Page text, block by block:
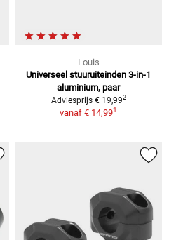
Louis
Universeel stuuruiteinden 3-in-1
aluminium, paar
Adviesprijs € 19,992
vanaf € 14,991